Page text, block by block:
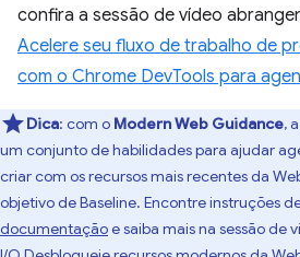
confira a sessão de vídeo
Acelere seu fluxo de trabalho de
com o Chrome DevTools para
Dica: com o Modern Web Guidance,
um conjunto de habilidades para ajudar
criar com os recursos mais recentes da
objetivo de Baseline. Encontre instruções
documentaçãoe saiba mais na sessão